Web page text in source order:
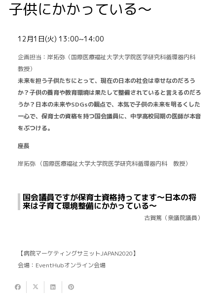
子供にかかっている〜
12月1日(火) 13:00~14:00
企画担当：岸拓弥（国際医療福祉大学大学院医学研究科循環器内科
教授）
未来を担う子供たちにとって、現在の日本の社会は幸せなのだろう
か？子供の養育や教育環境は果たして整備されていると言えるのだろ
うか？日本の未来やSDGsの観点で、本気で子供の未来を明るくした
一心で、保育士の資格を持つ国会議員に、中学高校同期の医師が本音
をぶつける。
座長
岸拓弥 （国際医療福祉大学大学院医学研究科循環器内科 教授）
国会議員ですが保育士資格持ってます〜日本の将
来は子育て環境整備にかかっている〜
古賀篤（衆議院議員）
【病院マーケティングサミットJAPAN2020】
会場：EventHubオンライン会場